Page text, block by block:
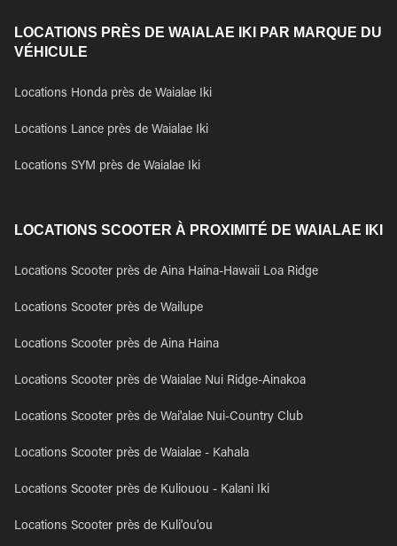
LOCATIONS PRÈS DE WAIALAE IKI PAR MARQUE DU
VÉHICULE
Locations Honda près de Waialae Iki
Locations Lance près de Waialae Iki
Locations SYM près de Waialae Iki
LOCATIONS SCOOTER À PROXIMITÉ DE WAIALAE IKI
Locations Scooter près de Aina Haina-Hawaii Loa Ridge
Locations Scooter près de Wailupe
Locations Scooter près de Aina Haina
Locations Scooter près de Waialae Nui Ridge-Ainakoa
Locations Scooter près de Wai'alae Nui-Country Club
Locations Scooter près de Waialae - Kahala
Locations Scooter près de Kuliouou - Kalani Iki
Locations Scooter près de Kuli'ou'ou